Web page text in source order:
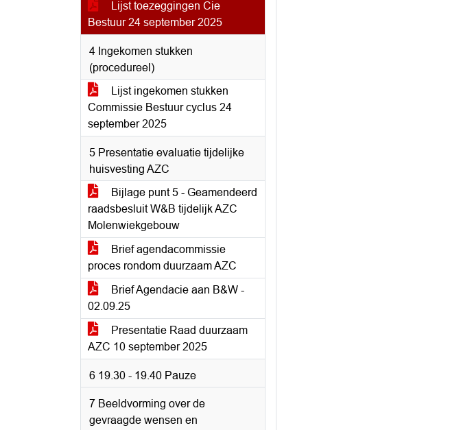
Lijst toezeggingen Cie
Bestuur 24 september 2025
4 Ingekomen stukken
(procedureel)
Lijst ingekomen stukken
Commissie Bestuur cyclus 24
september 2025
5 Presentatie evaluatie tijdelijke
huisvesting AZC
Bijlage punt 5 - Geamendeerd
raadsbesluit W&B tijdelijk AZC
Molenwiekgebouw
Brief agendacommissie
proces rondom duurzaam AZC
Brief Agendacie aan B&W -
02.09.25
Presentatie Raad duurzaam
AZC 10 september 2025
6 19.30 - 19.40 Pauze
7 Beeldvorming over de
gevraagde wensen en